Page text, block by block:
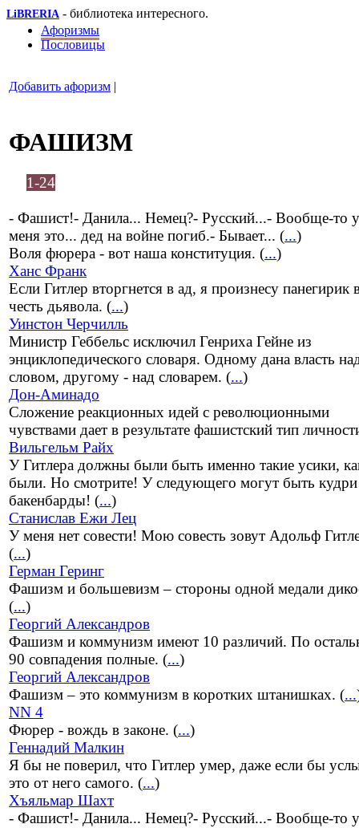
LiBRERIA - библиотека интересного.
Афоризмы
Пословицы
Добавить афоризм |
ФАШИЗМ
1-24
- Фашист!- Данила... Немец?- Русский...- Вообще-то у
меня это... дед на войне погиб.- Бывает... (...)
Воля фюрера - вот наша конституция. (...)
Ханс Франк
Если Гитлер вторгнется в ад, я произнесу панегирик
честь дьявола. (...)
Уинстон Черчилль
Министр Геббельс исключил Генриха Гейне из
энциклопедического словаря. Одному дана власть
словом, другому - над словарем. (...)
Дон-Аминадо
Сложение реакционных идей с революционными
чувствами дает в результате фашистский тип
Вильгельм Райх
У Гитлера должны были быть именно такие усики,
были. Но смотрите! У следующего могут быть
бакенбарды! (...)
Станислав Ежи Лец
У меня нет совести! Мою совесть зовут Адольф
(...)
Герман Геринг
Фашизм и большевизм – стороны одной медали
(...)
Георгий Александров
Фашизм и коммунизм имеют 10 различий. По
90 совпадения полные. (...)
Георгий Александров
Фашизм – это коммунизм в коротких штанишках. (...
NN 4
Фюрер - вождь в законе. (...)
Геннадий Малкин
Я бы не поверил, что Гитлер умер, даже если бы
это от него самого. (...)
Хъяльмар Шахт
- Фашист!- Данила... Немец?- Русский...- Вообще-то у